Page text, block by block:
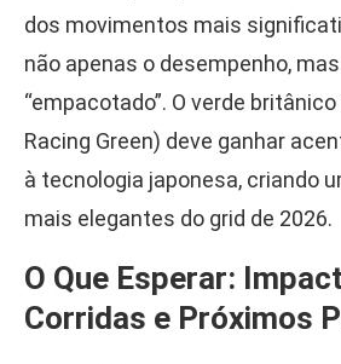
dos movimentos mais
não apenas o desempenho,
“empacotado”. O verde
Racing Green) deve ganhar
à tecnologia japonesa, criando
mais elegantes do grid de 2026.
O Que Esperar:
Corridas e Próximos